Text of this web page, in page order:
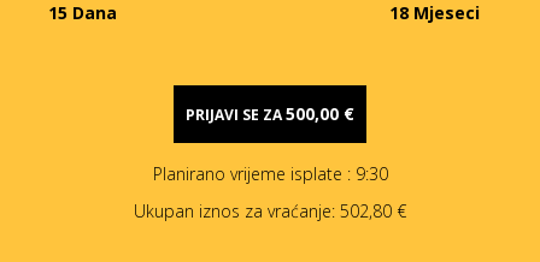
15 Dana 18 Mjeseci
PRIJAVI SE ZA500,00 €
Planirano vrijeme isplate : 9:30
Ukupan iznos za vraćanje: 502,80 €